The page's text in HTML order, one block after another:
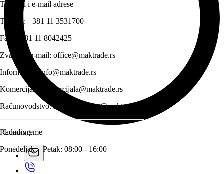
Telefoni i e-mail adrese
Telefon: +381 11 3531700
Fax:
+381 11 8042425
Zvanični e-mail: office@maktrade.rs
Informacije:
info@maktrade.rs
Komercijala:
komercijala@maktrade.rs
Računovodstvo:racunovodstvo@maktrade.rs
Radno vreme
Ponedeljak – Petak: 08:00 - 16:00
Loading...